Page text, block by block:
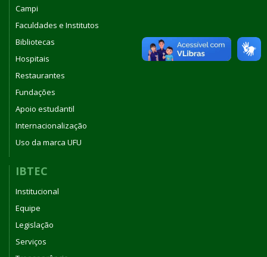
Campi
Faculdades e Institutos
Bibliotecas
Hospitais
Restaurantes
Fundações
Apoio estudantil
Internacionalização
Uso da marca UFU
IBTEC
Institucional
Equipe
Legislação
Serviços